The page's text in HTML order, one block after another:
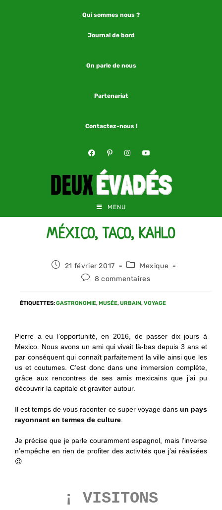
Qui sommes nous ?
Journal de bord
On parle de nous
Partenariat
Contactez-nous !
MENU
MÉXICO, TACO, KAHLO
21 février 2017
Mexique
8 commentaires
ÉTIQUETTES:GASTRONOMIE, MUSÉE,URBAIN,VOYAGE
Pierre a eu l’opportunité, en 2016, de passer dix jours à
Mexico. Nous avons un ami qui vivait là-bas depuis 3 ans et
par conséquent qui connaît parfaitement la ville ainsi que les
us et coutumes. C’est donc dans une immersion complète,
grâce aux rencontres de ses amis mexicains que j’ai pu
découvrir la capitale et graviter autour.
Il est temps de vous raconter ce super voyage dans un pays
rayonnant en termes de culture
Je précise que je parle couramment espagnol, mais l’inverse
n’empêche en rien de profiter des activités que j’ai réalisées
😉
¡ VISITONS